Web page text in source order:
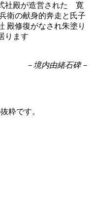
社殿が造営された 寛
衛の献身的奔走と氏子
殿修復がなされ朱塗り
ります
－境内由緒石碑－
粋です。